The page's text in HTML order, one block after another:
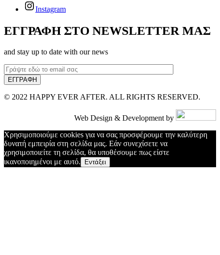
Instagram
ΕΓΓΡΑΦΗ ΣΤΟ NEWSLETTER ΜΑΣ
and stay up to date with our news
© 2022 HAPPY EVER AFTER. ALL RIGHTS RESERVED.
Web Design & Development by
Χρησιμοποιούμε cookies για να σας προσφέρουμε την καλύτερη
δυνατή εμπειρία στη σελίδα μας. Εάν συνεχίσετε να
χρησιμοποιείτε τη σελίδα, θα υποθέσουμε πως είστε
ικανοποιημένοι με αυτό.
Εντάξει